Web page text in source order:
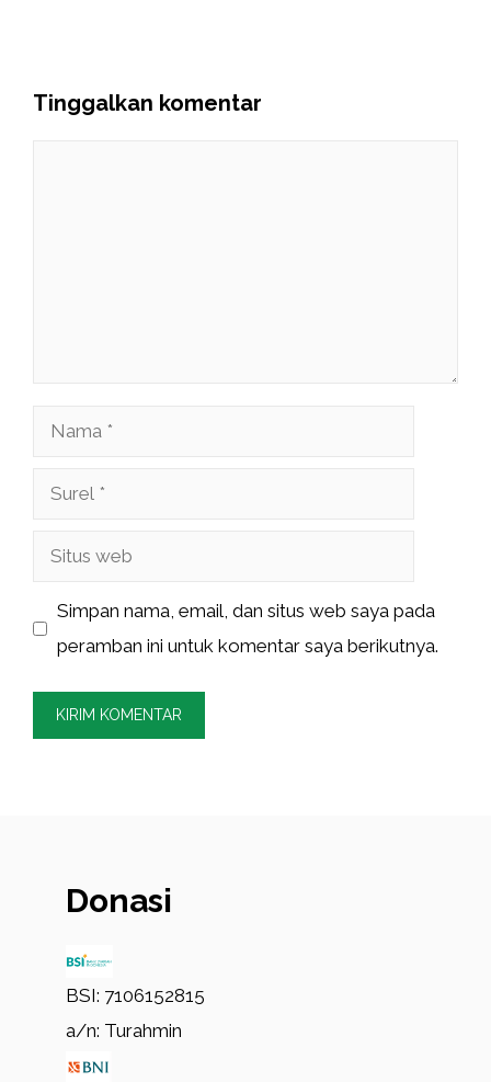
Tinggalkan komentar
Nama
Surel
Situs
Simpan nama, email, dan situs web saya pada
peramban ini untuk komentar saya berikutnya.
Donasi
BSI: 7106152815
a/n: Turahmin